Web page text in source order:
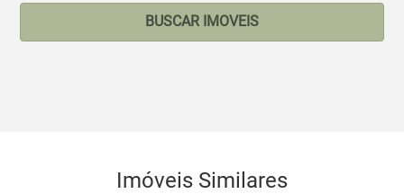
BUSCAR IMOVEIS
Imóveis Similares